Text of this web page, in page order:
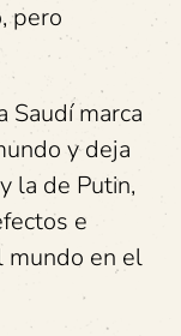
pero
Saudí marca
y deja
la de Putin,
e
mundo en el